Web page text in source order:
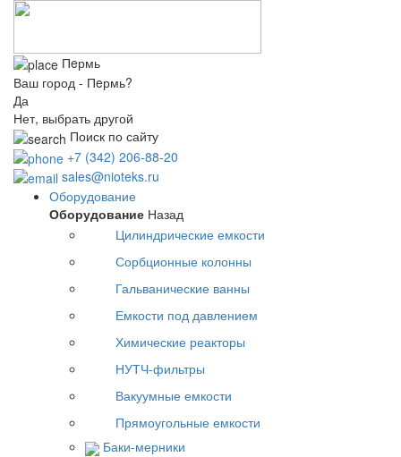
Пeрмь
Ваш город - Пeрмь?
Да
Нет, выбрать другой
Поиск по сайту
+7 (342) 206-88-20
sales@nioteks.ru
Оборудование
Оборудование Назад
Цилиндрические емкости
Сорбционные колонны
Гальванические ванны
Емкости под давлением
Химические реакторы
НУТЧ-фильтры
Вакуумные емкости
Прямоугольные емкости
Баки-мерники